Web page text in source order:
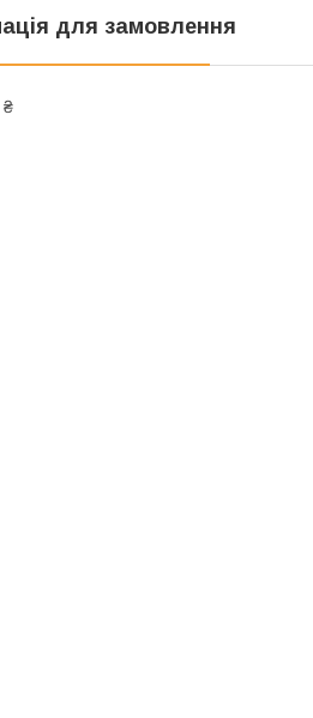
для замовлення
₴